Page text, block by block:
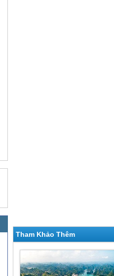
Tham Khảo Thêm